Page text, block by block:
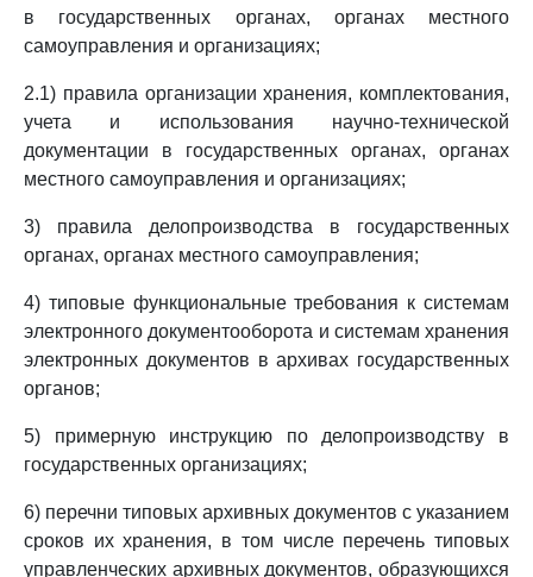
в государственных органах, органах местного
самоуправления и организациях;
2.1) правила организации хранения, комплектования,
учета и использования научно-технической
документации в государственных органах, органах
местного самоуправления и организациях;
3) правила делопроизводства в государственных
органах, органах местного самоуправления;
4) типовые функциональные требования к системам
электронного документооборота и системам хранения
электронных документов в архивах государственных
органов;
5) примерную инструкцию по делопроизводству в
государственных организациях;
6) перечни типовых архивных документов с указанием
сроков их хранения, в том числе перечень типовых
управленческих архивных документов, образующихся